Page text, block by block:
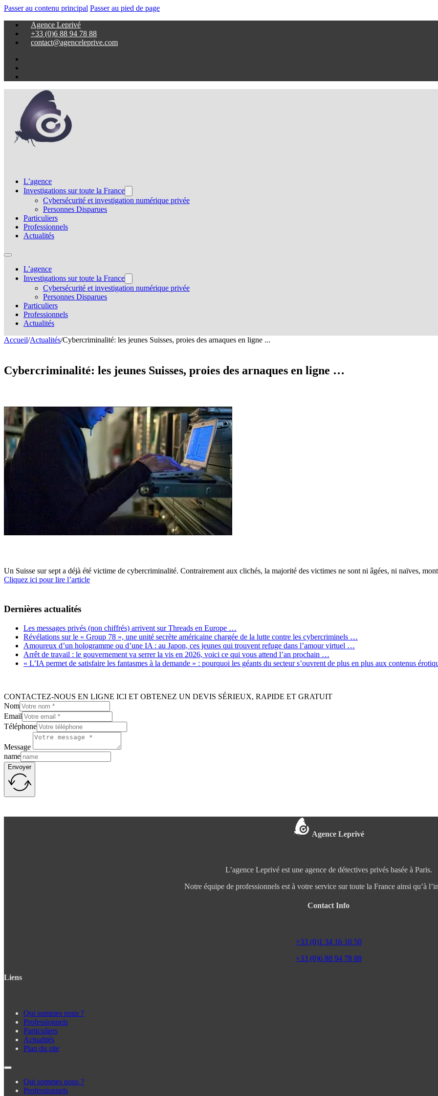
Passer au contenu principal Passer au pied de page
Agence Leprivé
+33 (0)6 88 94 78 88
contact@agenceleprive.com
L’agence
Investigations sur toute la France
Cybersécurité et investigation numérique privée
Personnes Disparues
Particuliers
Professionnels
Actualités
L’agence
Investigations sur toute la France
Cybersécurité et investigation numérique privée
Personnes Disparues
Particuliers
Professionnels
Actualités
Accueil/Actualités/Cybercriminalité: les jeunes Suisses, proies des arnaques en ligne ...
Cybercriminalité: les jeunes Suisses, proies des arnaques en ligne …
Un Suisse sur sept a déjà été victime de cybercriminalité. Contrairement aux clichés, la majorité des victimes ne sont ni âgées, ni naïves,
Cliquez ici pour lire l’article
Dernières actualités
Les messages privés (non chiffrés) arrivent sur Threads en Europe …
Révélations sur le « Group 78 », une unité secrète américaine chargée de la lutte contre les cybercriminels …
Amoureux d’un hologramme ou d’une IA : au Japon, ces jeunes qui trouvent refuge dans l’amour virtuel …
Arrêt de travail : le gouvernement va serrer la vis en 2026, voici ce qui vous attend l’an prochain …
« L’IA permet de satisfaire les fantasmes à la demande » : pourquoi les géants du secteur s’ouvrent de plus en plus aux contenus
CONTACTEZ-NOUS EN LIGNE ICI ET OBTENEZ UN DEVIS SÉRIEUX, RAPIDE ET GRATUIT
Nom
Email
Téléphone
Message
name
Envoyer
Agence Leprivé
L’agence Leprivé est une agence de détectives privés basée à Paris.
Notre équipe de professionnels est à votre service sur toute la France ainsi qu’à
Contact Info
+33 (0)1 34 16 10 50
+33 (0)6 88 94 78 88
Liens
Qui sommes nous ?
Professionnels
Particuliers
Actualités
Plan du site
Qui sommes nous ?
Professionnels